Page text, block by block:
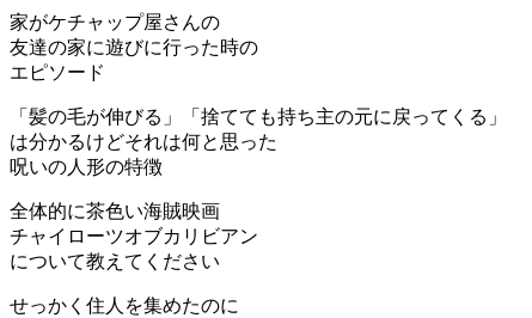
家がケチャップ屋さんの
友達の家に遊びに行った時の
エピソード
「髪の毛が伸びる」「捨てても持ち主の元に戻ってくる」
は分かるけどそれは何と思った
呪いの人形の特徴
全体的に茶色い海賊映画
チャイローツオブカリビアン
について教えてください
せっかく住人を集めたのに